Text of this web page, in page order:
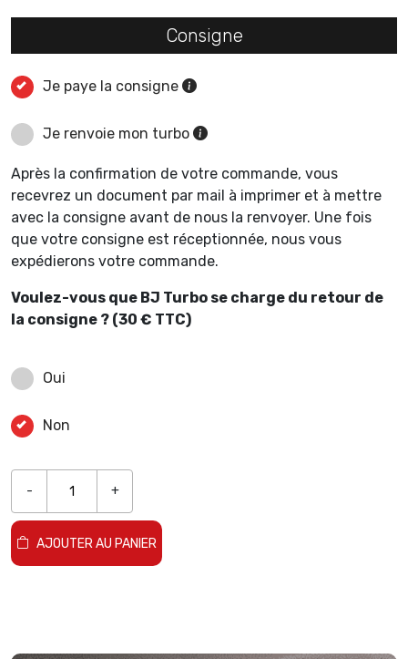
Consigne
Je paye la consigne
Je renvoie mon turbo
Après la confirmation de votre commande, vous
recevrez un document par mail à imprimer et à mettre
avec la consigne avant de nous la renvoyer. Une fois
que votre consigne est réceptionnée, nous vous
expédierons votre commande.
Voulez-vous que BJ Turbo se charge du retour de
la consigne ? (30 € TTC)
Oui
Non
- +
AJOUTER AU PANIER